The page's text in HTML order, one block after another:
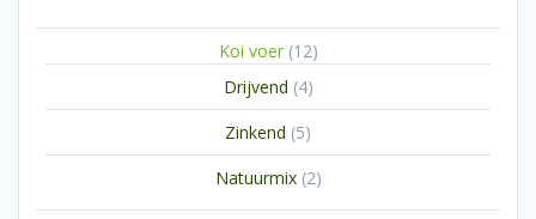
Koi voer 1212
Drijvend 44
producten
Zinkend 55
producten
Natuurmix 22